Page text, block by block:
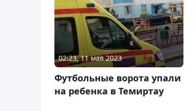
02:23, 11 мая 2023
Футбольные ворота упали
на ребенка в Темиртау